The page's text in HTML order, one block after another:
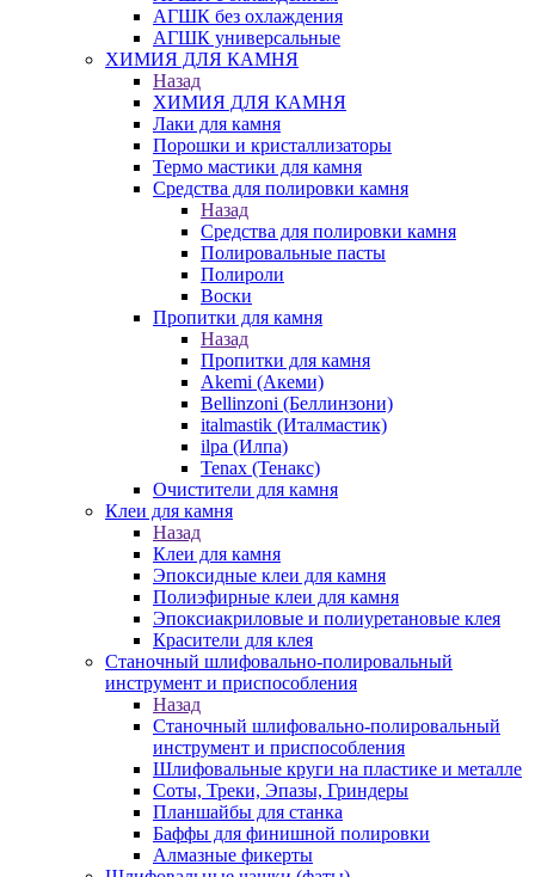
АГШК без охлаждения
АГШК универсальные
ХИМИЯ ДЛЯ КАМНЯ
Назад
ХИМИЯ ДЛЯ КАМНЯ
Лаки для камня
Порошки и кристаллизаторы
Термо мастики для камня
Средства для полировки камня
Назад
Средства для полировки камня
Полировальные пасты
Полироли
Воски
Пропитки для камня
Назад
Пропитки для камня
Akemi (Акеми)
Bellinzoni (Беллинзони)
italmastik (Италмастик)
ilpa (Илпа)
Tenax (Тенакс)
Очистители для камня
Клеи для камня
Назад
Клеи для камня
Эпоксидные клеи для камня
Полиэфирные клеи для камня
Эпоксиакриловые и полиуретановые клея
Красители для клея
Станочный шлифовально-полировальный
инструмент и приспособления
Назад
Станочный шлифовально-полировальный
инструмент и приспособления
Шлифовальные круги на пластике и металле
Соты, Треки, Эпазы, Гриндеры
Планшайбы для станка
Баффы для финишной полировки
Алмазные фикерты